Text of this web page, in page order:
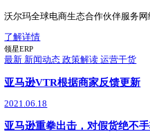
领星ERP荣获2025年亚
9月17日，领星ERP凭借卓越
球合作伙伴奖）。此次获奖
了解详情
亚马逊政策
03.10